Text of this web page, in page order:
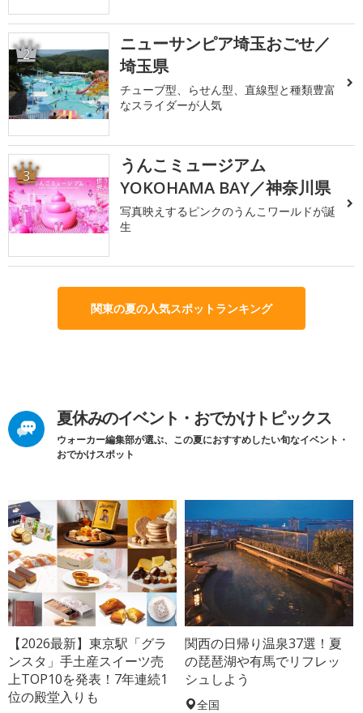
2
ニューサンピア埼玉おごせ／
埼玉県
チューブ型、らせん型、直線型と種類豊富
なスライダーが人気
3
うんこミュージアム
YOKOHAMA BAY／神奈川県
写真映えするピンクのうんこワールドが誕
生
関東の夏の人気スポットランキング
夏休みのイベント・おでかけトピックス
ウォーカー編集部が選ぶ、この夏におすすめしたい旬なイベント・
おでかけスポット
【2026最新】東京駅「グラ
ンスタ」手土産スイーツ売
上TOP10を発表！7年連続1
位の殿堂入りも
関西の日帰り温泉37選！夏
の琵琶湖や有馬でリフレッ
シュしよう
全国